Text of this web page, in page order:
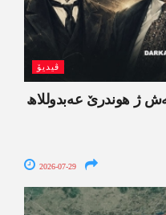
ڤیدیۆ
ژ ھوندرێ عەبدوللاھ
2026-07-29